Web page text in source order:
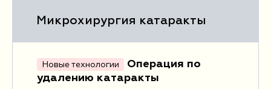
Микрохирургия катаракты
Новые технологии
Операция по
удалению катаракты